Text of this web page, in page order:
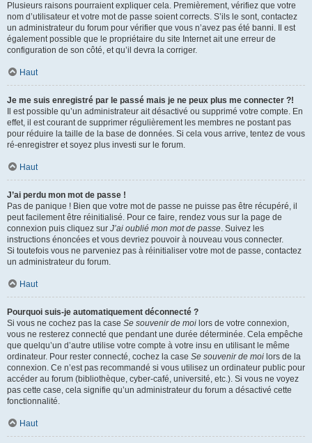
Plusieurs raisons pourraient expliquer cela. Premièrement, vérifiez que votre
nom d’utilisateur et votre mot de passe soient corrects. S’ils le sont, contactez
un administrateur du forum pour vérifier que vous n’avez pas été banni. Il est
également possible que le propriétaire du site Internet ait une erreur de
configuration de son côté, et qu’il devra la corriger.
Haut
Je me suis enregistré par le passé mais je ne peux plus me connecter ?!
Il est possible qu’un administrateur ait désactivé ou supprimé votre compte. En
effet, il est courant de supprimer régulièrement les membres ne postant pas
pour réduire la taille de la base de données. Si cela vous arrive, tentez de vous
ré-enregistrer et soyez plus investi sur le forum.
Haut
J’ai perdu mon mot de passe !
Pas de panique ! Bien que votre mot de passe ne puisse pas être récupéré, il
peut facilement être réinitialisé. Pour ce faire, rendez vous sur la page de
connexion puis cliquez sur J’ai oublié mon mot de passe. Suivez les
instructions énoncées et vous devriez pouvoir à nouveau vous connecter.
Si toutefois vous ne parveniez pas à réinitialiser votre mot de passe, contactez
un administrateur du forum.
Haut
Pourquoi suis-je automatiquement déconnecté ?
Si vous ne cochez pas la case Se souvenir de moi lors de votre connexion,
vous ne resterez connecté que pendant une durée déterminée. Cela empêche
que quelqu’un d’autre utilise votre compte à votre insu en utilisant le même
ordinateur. Pour rester connecté, cochez la case Se souvenir de moi lors de la
connexion. Ce n’est pas recommandé si vous utilisez un ordinateur public pour
accéder au forum (bibliothèque, cyber-café, université, etc.). Si vous ne voyez
pas cette case, cela signifie qu’un administrateur du forum a désactivé cette
fonctionnalité.
Haut